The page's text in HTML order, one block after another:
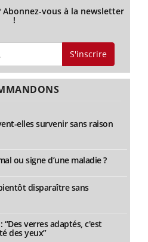
Abonnez-vous à la newsletter
!
S'inscrire
elles survenir sans raison
ou signe d’une maladie ?
disparaître sans
verres adaptés, c'est
des yeux”